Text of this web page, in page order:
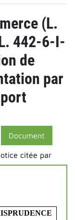
(L.
442-6-I-
de
par
Document
citée par